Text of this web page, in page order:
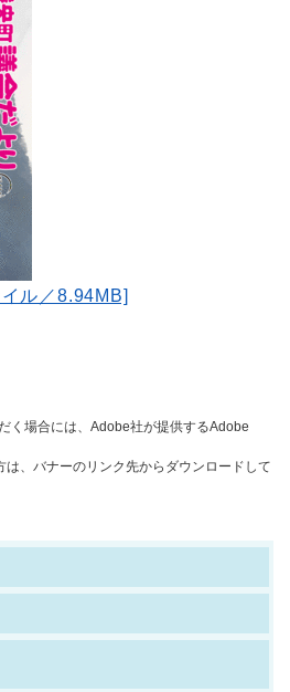
ル／8.94MB]
く場合には、Adobe社が提供するAdobe
、バナーのリンク先からダウンロードして